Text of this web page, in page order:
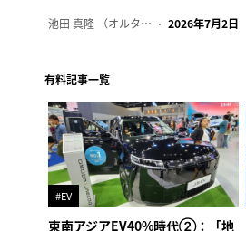
池田 真隆 （オルタナ輪番編集長） 2026年7月2日
有料記事一覧
#EV
東南アジアEV40%時代②：「地